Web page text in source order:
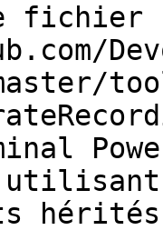
fichier
hérités